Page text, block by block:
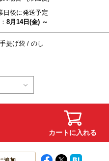
日後に発送予定
8月14日(金) ～
手提げ袋 のし
カートに入れる